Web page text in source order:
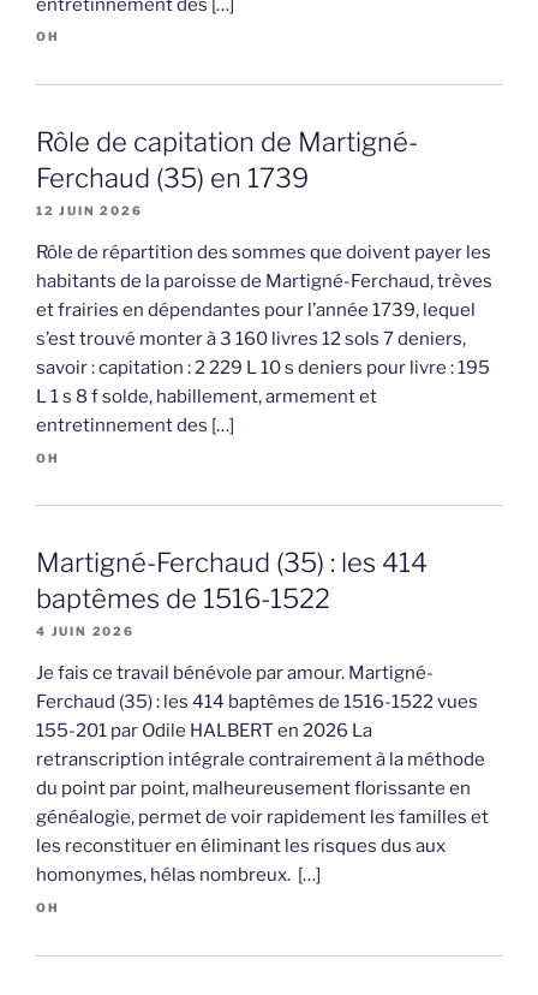
entretinnement des […]
OH
Rôle de capitation de Martigné-
Ferchaud (35) en 1739
12 JUIN 2026
Rôle de répartition des sommes que doivent payer les
habitants de la paroisse de Martigné-Ferchaud, trèves
et frairies en dépendantes pour l’année 1739, lequel
s’est trouvé monter à 3 160 livres 12 sols 7 deniers,
savoir : capitation : 2 229 L 10 s deniers pour livre : 195
L 1 s 8 f solde, habillement, armement et
entretinnement des […]
OH
Martigné-Ferchaud (35) : les 414
baptêmes de 1516-1522
4 JUIN 2026
Je fais ce travail bénévole par amour. Martigné-
Ferchaud (35) : les 414 baptêmes de 1516-1522 vues
155-201 par Odile HALBERT en 2026 La
retranscription intégrale contrairement à la méthode
du point par point, malheureusement florissante en
généalogie, permet de voir rapidement les familles et
les reconstituer en éliminant les risques dus aux
homonymes, hélas nombreux. […]
OH